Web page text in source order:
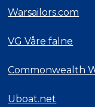
Warsailors.com
VG Våre falne
Commonwealth
Uboat.net